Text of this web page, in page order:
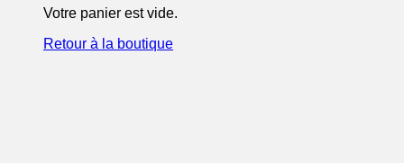
Votre panier est vide.
Retour à la boutique